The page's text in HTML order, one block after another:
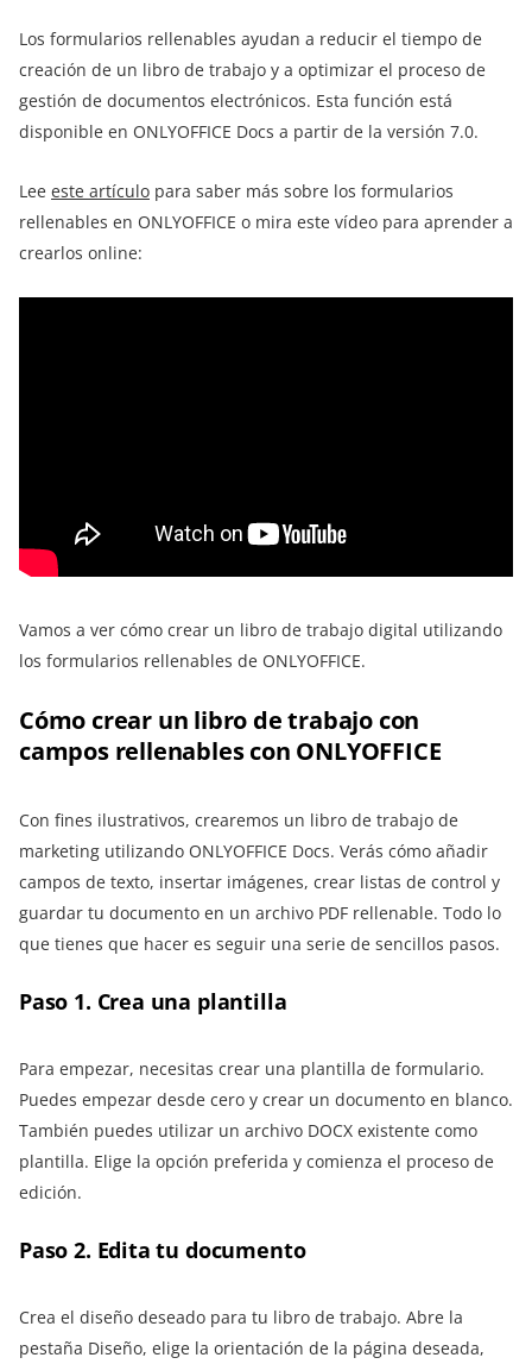
Los formularios rellenables ayudan a reducir el tiempo de
creación de un libro de trabajo y a optimizar el proceso de
gestión de documentos electrónicos. Esta función está
disponible en ONLYOFFICE Docs a partir de la versión 7.0.
Lee este artículo para saber más sobre los formularios
rellenables en ONLYOFFICE o mira este vídeo para aprender a
crearlos online:
Vamos a ver cómo crear un libro de trabajo digital utilizando
los formularios rellenables de ONLYOFFICE.
Cómo crear un libro de trabajo con
campos rellenables con ONLYOFFICE
Con fines ilustrativos, crearemos un libro de trabajo de
marketing utilizando ONLYOFFICE Docs. Verás cómo añadir
campos de texto, insertar imágenes, crear listas de control y
guardar tu documento en un archivo PDF rellenable. Todo lo
que tienes que hacer es seguir una serie de sencillos pasos.
Paso 1. Crea una plantilla
Para empezar, necesitas crear una plantilla de formulario.
Puedes empezar desde cero y crear un documento en blanco.
También puedes utilizar un archivo DOCX existente como
plantilla. Elige la opción preferida y comienza el proceso de
edición.
Paso 2. Edita tu documento
Crea el diseño deseado para tu libro de trabajo. Abre la
pestaña Diseño, elige la orientación de la página deseada,